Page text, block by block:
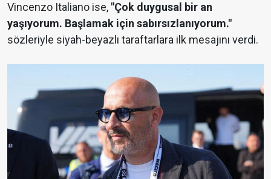
Vincenzo Italiano ise, "Çok duygusal bir an
yaşıyorum. Başlamak için sabırsızlanıyorum."
sözleriyle siyah-beyazlı taraftarlara ilk mesajını verdi.